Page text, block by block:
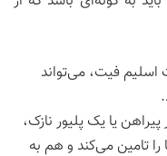
اسلیم فیت، می‌تواند
یا یک پلیور نازک،
تامین می‌کند و هم به